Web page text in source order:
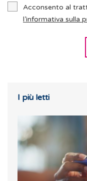
Acconsento al
l’informativa sulla
I più letti